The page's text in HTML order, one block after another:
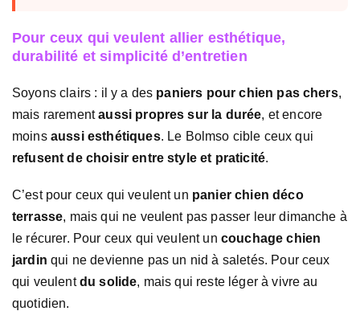
Pour ceux qui veulent allier esthétique,
durabilité et simplicité d’entretien
Soyons clairs : il y a des paniers pour chien pas chers,
mais rarementaussi propres sur la durée, et encore
moins aussi esthétiques. Le Bolmso cible ceux qui
refusent de choisir entre style et praticité.
C’est pour ceux qui veulent un panier chien déco
terrasse, mais qui ne veulent pas passer leur dimanche à
le récurer. Pour ceux qui veulent un couchage chien
jardin qui ne devienne pas un nid à saletés. Pour ceux
qui veulentdu solide, mais qui reste léger à vivre au
quotidien.